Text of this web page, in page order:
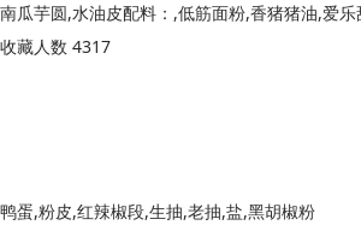
收藏人数 4317
鸭蛋,粉皮,红辣椒段,生抽,老抽,盐,黑胡椒粉